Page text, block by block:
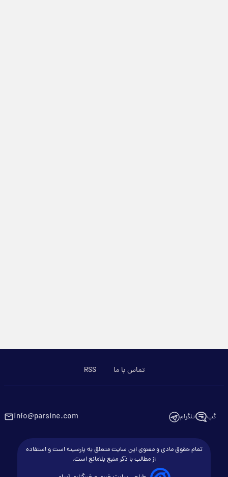
تماس با ما RSS
گپ تلگرام info@parsine.com
تمام حقوق مادی و معنوی این سایت متعلق به پارسینه است و استفاده
از مطالب با ذکر منبع بلامانع است.